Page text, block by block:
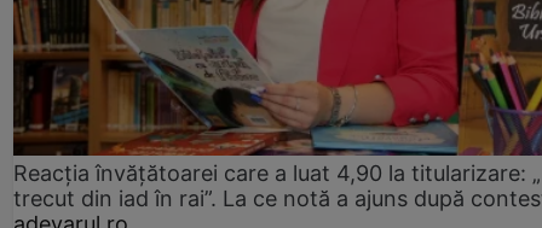
Reacția învățătoarei care a luat 4,90 la titularizare:
trecut din iad în rai”. La ce notă a ajuns după